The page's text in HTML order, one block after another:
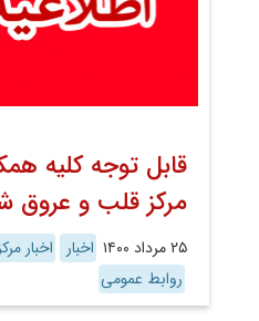
قابل توجه کلیه
مرکز قلب و عروق
۲۵ مرداد ۱۴۰۰ اخبار
اخبار
روابط عمومی